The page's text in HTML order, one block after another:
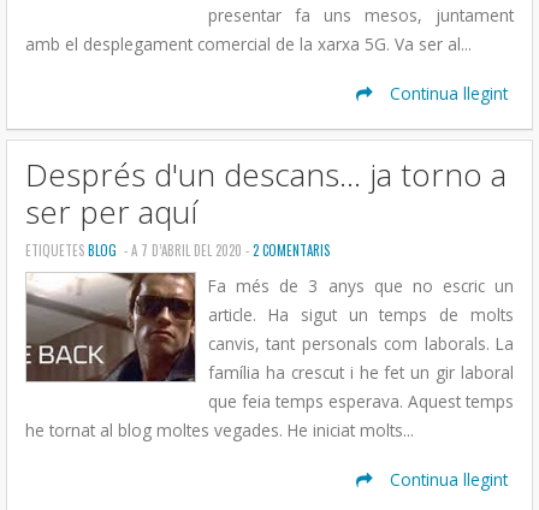
presentar fa uns mesos, juntament
amb el desplegament comercial de la xarxa 5G. Va ser al...
Continua llegint
Després d'un descans... ja torno a
ser per aquí
ETIQUETESBLOG - A 7 D’ABRIL DEL 2020 -2 COMENTARIS
Fa més de 3 anys que no escric un
article. Ha sigut un temps de molts
canvis, tant personals com laborals. La
família ha crescut i he fet un gir laboral
que feia temps esperava. Aquest temps
he tornat al blog moltes vegades. He iniciat molts...
Continua llegint